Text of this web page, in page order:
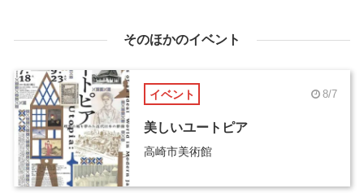
そのほかのイベント
イベント 8/7
美しいユートピア
高崎市美術館